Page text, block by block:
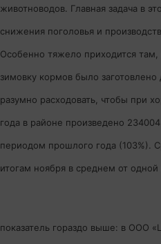
животноводов. Главная задача в
снижения поголовья и
Особенно тяжело приходится там,
зимовку кормов было
разумно расходовать, чтобы при
года в районе произведено
периодом прошлого года (103%).
итогам ноября в среднем от
показатель гораздо выше: в ООО